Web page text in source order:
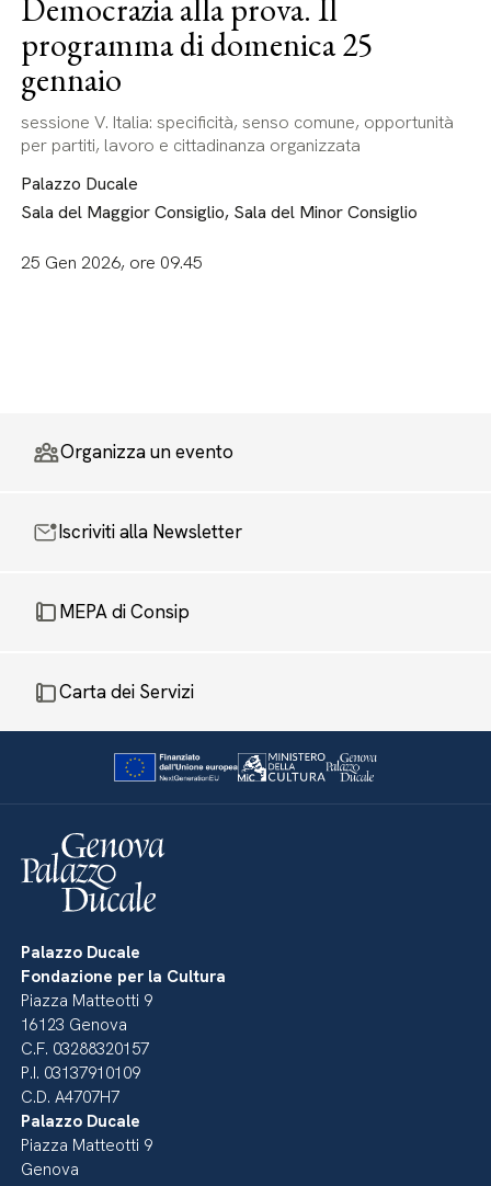
Democrazia alla prova. Il
programma di domenica 25
gennaio
sessione V. Italia: specificità, senso comune, opportunità
per partiti, lavoro e cittadinanza organizzata
Palazzo Ducale
Sala del Maggior Consiglio, Sala del Minor Consiglio
25 Gen 2026, ore 09.45
Organizza un evento
Iscriviti alla Newsletter
MEPA di Consip
Carta dei Servizi
Palazzo Ducale
Fondazione per la Cultura
Piazza Matteotti 9
16123 Genova
C.F. 03288320157
P.I. 03137910109
C.D. A4707H7
Palazzo Ducale
Piazza Matteotti 9
Genova